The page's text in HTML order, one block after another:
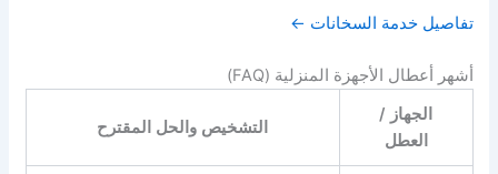
تفاصيل خدمة السخانات ←
أشهر أعطال الأجهزة المنزلية (FAQ)
الجهاز /
العطل
التشخيص والحل المقترح